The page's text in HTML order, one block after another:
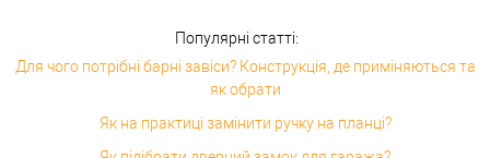
Популярні статті:
Для чого потрібні барні завіси? Конструкція, де приміняються та
як обрати
Як на практиці замінити ручку на планці?